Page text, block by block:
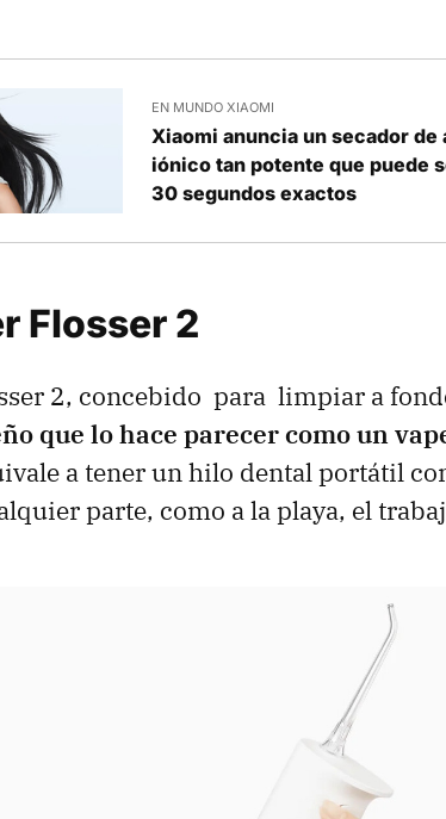
EN MUNDO XIAOMI
Xiaomi anuncia un secador
iónico tan potente que puede
30 segundos exactos
Flosser 2
2, concebido para limpiar a
que lo hace parecer como un
a tener un hilo dental portátil
parte, como a la playa, el